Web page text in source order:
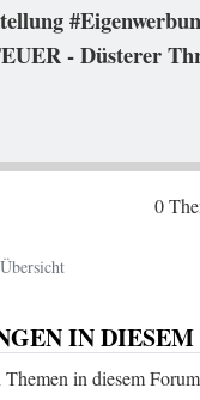
- Düsterer
0
IN
Themen in diesem